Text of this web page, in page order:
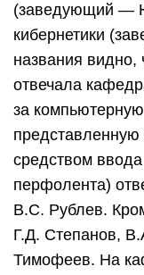
(заведующий —
кибернетики
названия видно,
отвечала
за
средством
перфолента)
В.С. Рублев.
Г.Д. Степанов,
Тимофеев. На